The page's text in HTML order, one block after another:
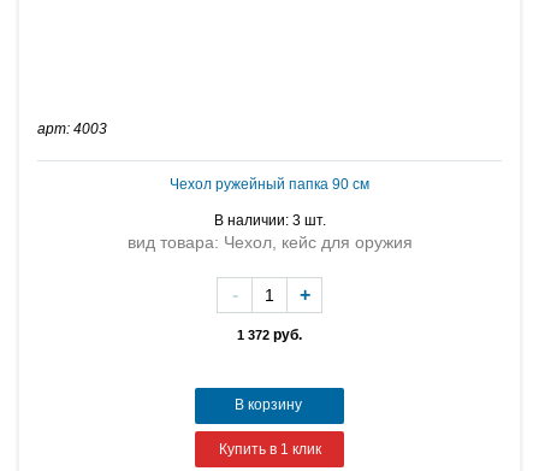
арт: 4003
Чехол ружейный папка 90 см
В наличии: 3 шт.
вид товара: Чехол, кейс для оружия
1 372 руб.
- +
В корзину
Купить в 1 клик